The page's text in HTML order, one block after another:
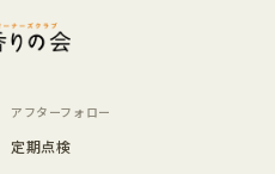
アフターフォロー
定期点検